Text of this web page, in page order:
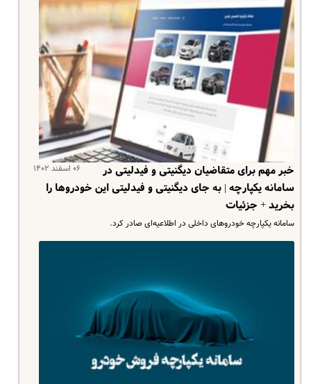
۰۶ اسفند ۱۴۰۲
خبر مهم برای متقاضیان دیگنیتی و فیدلیتی در
سامانه یکپارچه | به جای دیگنیتی و فیدلیتی این خودروها را
بخرید + جزئیات
سامانه یکپارچه خودروهای داخلی در اطلاعیه‌ای صادر کرد.